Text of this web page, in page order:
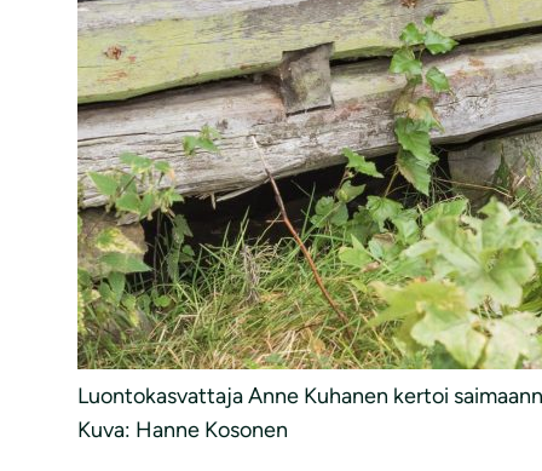
Luontokasvattaja Anne Kuhanen kertoi
Kuva: Hanne Kosonen